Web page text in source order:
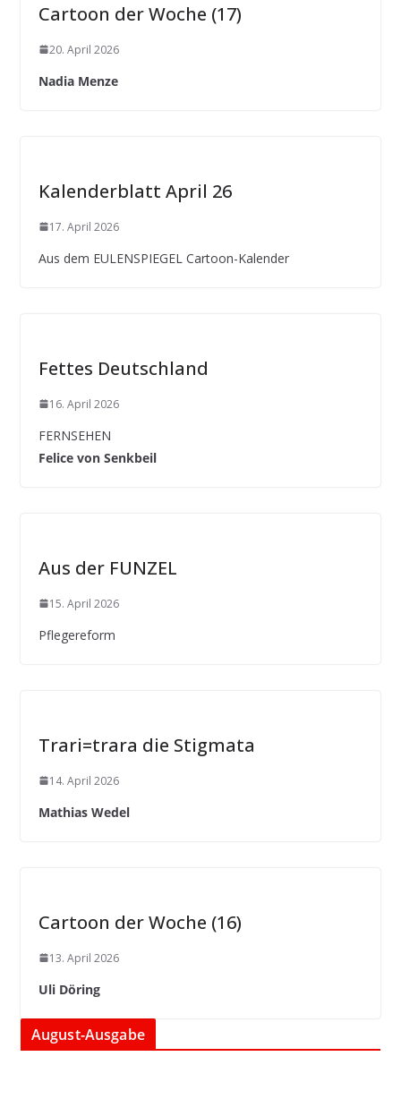
Cartoon der Woche (17)
20. April 2026
Nadia Menze
Kalenderblatt April 26
17. April 2026
Aus dem EULENSPIEGEL Cartoon-Kalender
Fettes Deutschland
16. April 2026
FERNSEHEN
Felice von Senkbeil
Aus der FUNZEL
15. April 2026
Pflegereform
Trari=trara die Stigmata
14. April 2026
Mathias Wedel
Cartoon der Woche (16)
13. April 2026
Uli Döring
August-Ausgabe